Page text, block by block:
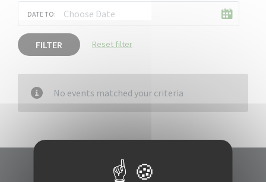
DATE TO:
FILTER Reset filter
No events matched your criteria